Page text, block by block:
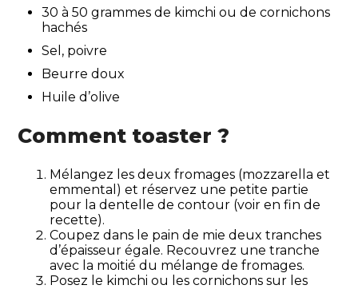
30 à 50 grammes de kimchi ou de cornichons
hachés
Sel, poivre
Beurre doux
Huile d’olive
Comment toaster ?
Mélangez les deux fromages (mozzarella et
emmental) et réservez une petite partie
pour la dentelle de contour (voir en fin de
recette).
Coupez dans le pain de mie deux tranches
d’épaisseur égale. Recouvrez une tranche
avec la moitié du mélange de fromages.
Posez le kimchi ou les cornichons sur les